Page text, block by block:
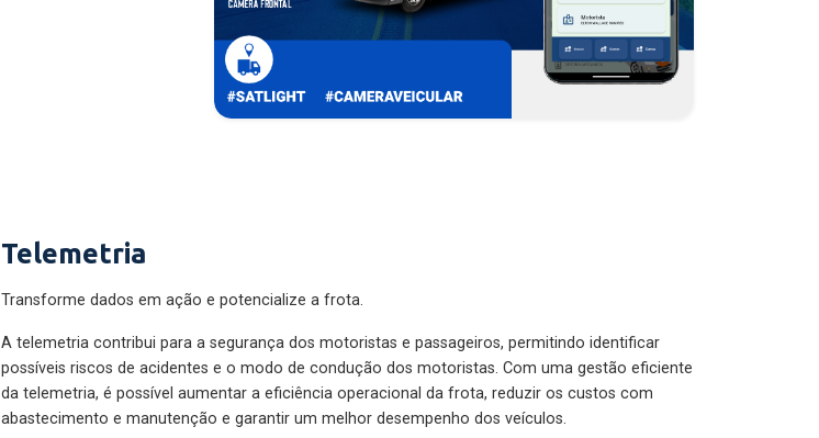
Telemetria
Transforme dados em ação e potencialize a frota.
A telemetria contribui para a segurança dos motoristas e passageiros, permitindo identificar
possíveis riscos de acidentes e o modo de condução dos motoristas. Com uma gestão eficiente
da telemetria, é possível aumentar a eficiência operacional da frota, reduzir os custos com
abastecimento e manutenção e garantir um melhor desempenho dos veículos.